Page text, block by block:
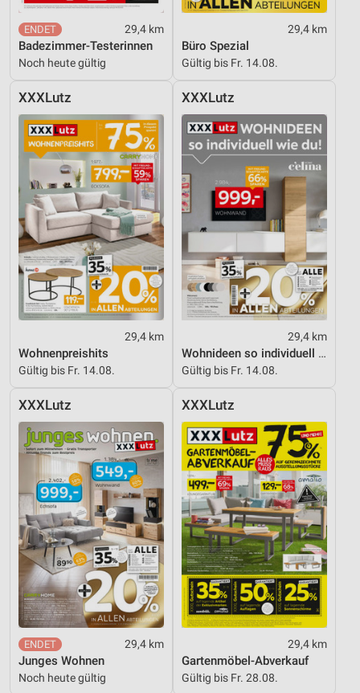
29,4 km
Badezimmer-Testerinnen
Noch heute gültig
29,4 km
Büro Spezial
Gültig bis Fr. 14.08.
XXXLutz
29,4 km
Wohnenpreishits
Gültig bis Fr. 14.08.
XXXLutz
29,4 km
Wohnideen so individuell wie du!
Gültig bis Fr. 14.08.
XXXLutz
29,4 km
Junges Wohnen
Noch heute gültig
XXXLutz
29,4 km
Gartenmöbel-Abverkauf
Gültig bis Fr. 28.08.
Notwendig
Performance